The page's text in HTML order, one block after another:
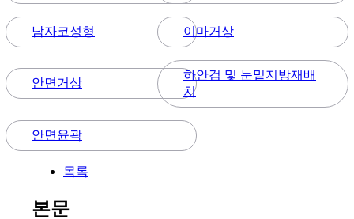
남자코성형 이마거상
안면거상
하안검 및 눈밑지방재배
치
안면윤곽
목록
본문